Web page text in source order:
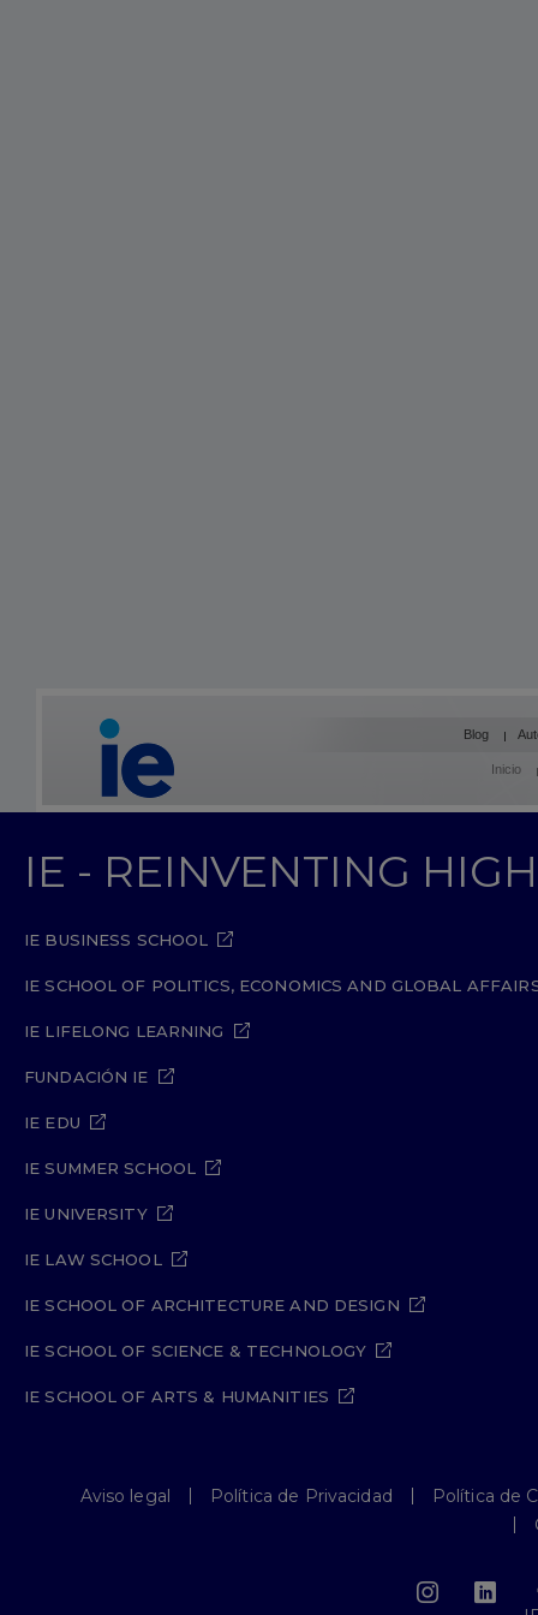
Blog
Inicio
IE - REINVENTING
IE BUSINESS SCHOOL
IE SCHOOL OF POLITICS, ECONOMICS AND GLOBAL
IE LIFELONG LEARNING
FUNDACIÓN IE
IE EDU
IE SUMMER SCHOOL
IE UNIVERSITY
IE LAW SCHOOL
IE SCHOOL OF ARCHITECTURE AND DESIGN
IE SCHOOL OF SCIENCE & TECHNOLOGY
IE SCHOOL OF ARTS & HUMANITIES
Aviso legal Política de Privacidad
Política de